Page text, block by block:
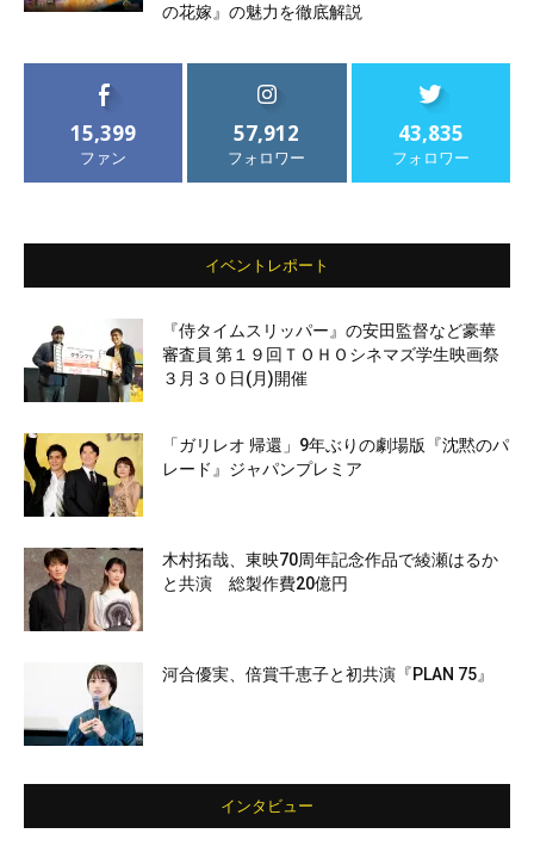
の花嫁』の魅力を徹底解説
15,399
ファン
57,912
フォロワー
43,835
フォロワー
イベントレポート
『侍タイムスリッパー』の安田監督など豪華
審査員 第１９回ＴＯＨＯシネマズ学生映画祭
３月３０日(月)開催
「ガリレオ 帰還」9年ぶりの劇場版『沈黙のパ
レード』ジャパンプレミア
木村拓哉、東映70周年記念作品で綾瀬はるか
と共演 総製作費20億円
河合優実、倍賞千恵子と初共演『PLAN 75』
インタビュー